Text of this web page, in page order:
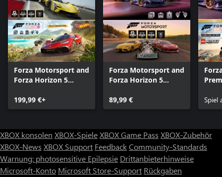
Forza Motorsport and
Forza Horizon 5
Bundle
199,99 €+
Forza Motorsport and
Forza Horizon 5
Bundle
89,99 €
Spiel
XBOX konsolen XBOX-SpieleXBOX Game Pass XBOX-Zubehör
XBOX-News XBOX Support FeedbackCommunity-Standards
Warnung: photosensitive Epilepsie Drittanbieterhinweise
Microsoft-Konto Microsoft Store-Support Rückgaben